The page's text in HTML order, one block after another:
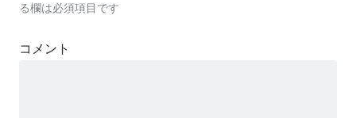
る欄は必須項目です
コメント